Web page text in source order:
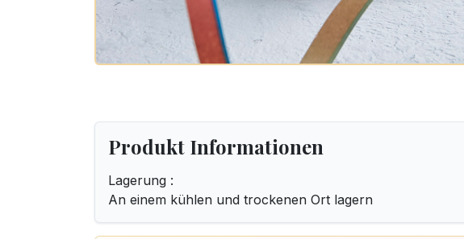
Produkt Informationen
Lagerung :
An einem kühlen und trockenen Ort lagern